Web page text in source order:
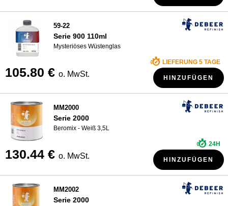
59-22
Serie 900 110ml
Mysteriöses Wüstenglas
105.80 € o. MwSt.
LIEFERUNG 5 TAGE
HINZUFÜGEN
MM2000
Serie 2000
Beromix - Weiß 3,5L
130.44 € o. MwSt.
24H
HINZUFÜGEN
MM2002
Serie 2000